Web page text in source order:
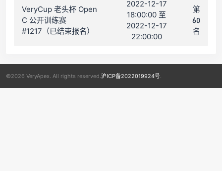
VeryCup 老头杯 Open
C 公开训练赛
#1217（已结束报名）
2022-12-17
18:00:00 至
2022-12-17
22:00:00
第
60
名
©2026 VeryApex. All rights reserved. 沪ICP备2022019924号